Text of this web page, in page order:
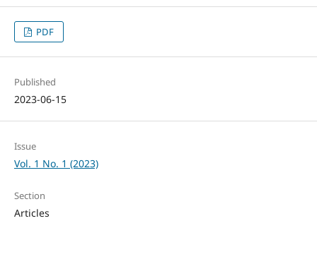
PDF
Published
2023-06-15
Issue
Vol. 1 No. 1 (2023)
Section
Articles